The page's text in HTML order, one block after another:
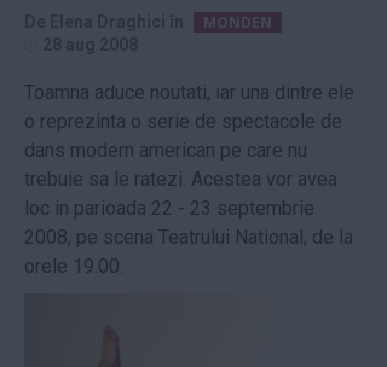
MONDEN
Toamna aduce noutati, iar una dintre ele
o reprezinta o serie de spectacole de
dans modern american pe care nu
trebuie sa le ratezi. Acestea vor avea
loc in parioada 22 - 23 septembrie
2008, pe scena Teatrului National, de la
orele 19.00.